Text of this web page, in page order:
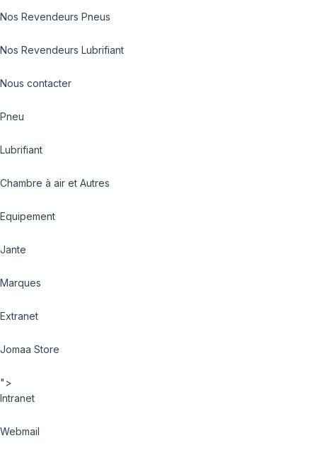
Nos Revendeurs Pneus
Nos Revendeurs Lubrifiant
Nous contacter
Pneu
Lubrifiant
Chambre à air et Autres
Equipement
Jante
Marques
Extranet
Jomaa Store
">
Intranet
Webmail